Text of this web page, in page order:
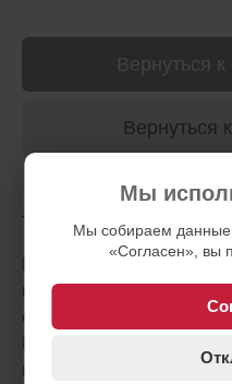
Вернуться
Вернуться
Porsche 911 - это не
мире автомобильной
силу, элегантность и
выдающейся
Мы
Мы собираем данные
«Согласен», вы